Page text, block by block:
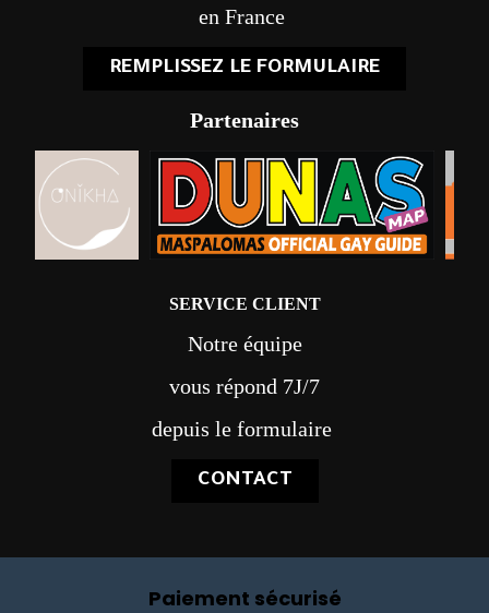
en France
REMPLISSEZ LE FORMULAIRE
Partenaires
SERVICE CLIENT
Notre équipe
vous répond 7J/7
depuis le formulaire
CONTACT
Paiement sécurisé